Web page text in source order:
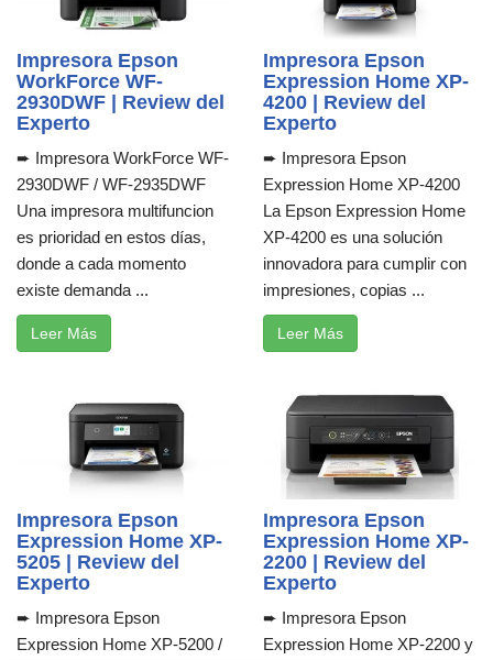
Impresora Epson
WorkForce WF-
2930DWF | Review del
Experto
➨ Impresora WorkForce WF-
2930DWF / WF-2935DWF
Una impresora multifuncion
es prioridad en estos días,
donde a cada momento
existe demanda ...
Leer Más
Impresora Epson
Expression Home XP-
4200 | Review del
Experto
➨ Impresora Epson
Expression Home XP-4200
La Epson Expression Home
XP-4200 es una solución
innovadora para cumplir con
impresiones, copias ...
Leer Más
Impresora Epson
Expression Home XP-
5205 | Review del
Experto
➨ Impresora Epson
Expression Home XP-5200 /
Impresora Epson
Expression Home XP-
2200 | Review del
Experto
➨ Impresora Epson
Expression Home XP-2200 y